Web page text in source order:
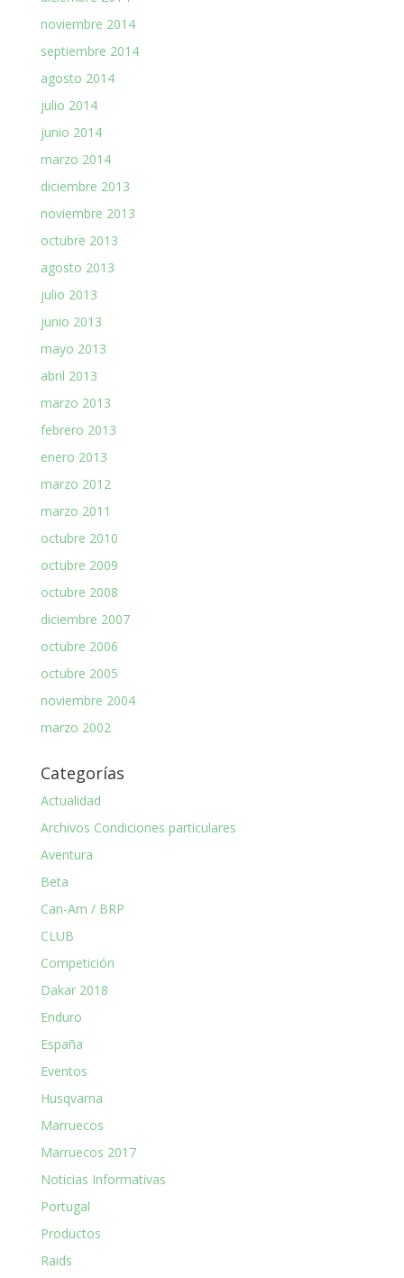
noviembre 2014
septiembre 2014
agosto 2014
julio 2014
junio 2014
marzo 2014
diciembre 2013
noviembre 2013
octubre 2013
agosto 2013
julio 2013
junio 2013
mayo 2013
abril 2013
marzo 2013
febrero 2013
enero 2013
marzo 2012
marzo 2011
octubre 2010
octubre 2009
octubre 2008
diciembre 2007
octubre 2006
octubre 2005
noviembre 2004
marzo 2002
Categorías
Actualidad
Archivos Condiciones particulares
Aventura
Beta
Can-Am / BRP
CLUB
Competición
Dakar 2018
Enduro
España
Eventos
Husqvarna
Marruecos
Marruecos 2017
Noticias Informativas
Portugal
Productos
Raids